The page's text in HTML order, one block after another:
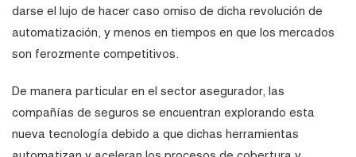
darse el lujo de hacer caso omiso de dicha revolución de
automatización, y menos en tiempos en que los mercados
son ferozmente competitivos.
De manera particular en el sector asegurador, las
compañías de seguros se encuentran explorando esta
nueva tecnología debido a que dichas herramientas